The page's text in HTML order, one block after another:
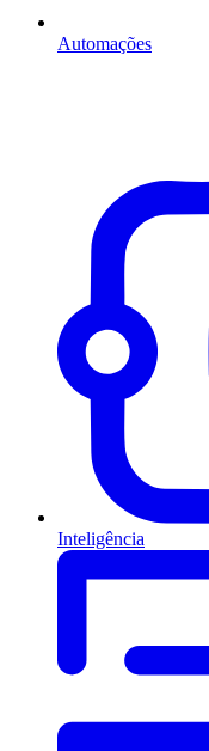
Automações
Inteligência